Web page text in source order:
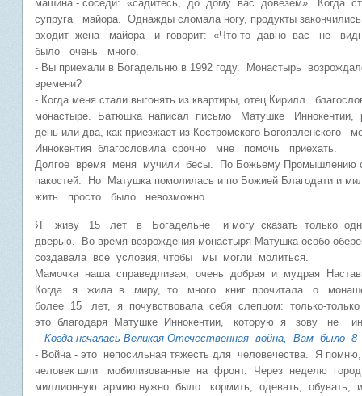
машина - соседи: «садитесь, до дому вас довезем». Когда
супруга майора. Однажды сломала ногу, продукты
входит жена майора и говорит: «Что-то давно вас не
было очень много.
- Вы приехали в Богадельню в 1992 году. Монастырь
времени?
- Когда меня стали выгонять из квартиры, отец Кирилл
монастыре. Батюшка написал письмо Матушке
день или два, как приезжает из Костромского Богоявленского
Иннокентия благословила срочно мне помочь приехать.
Долгое время меня мучили бесы. По Божьему Промышлению
пакостей. Но Матушка помолилась и по Божией Благодати и
жить просто было невозможно.
Я живу 15 лет в Богадельне и могу сказать только
дверью. Во время возрождения монастыря Матушка особо
создавала все условия, чтобы мы могли молиться.
Мамочка наша справедливая, очень добрая и мудрая
Когда я жила в миру, то много книг прочитала о
более 15 лет, я почувствовала себя слепцом: только-
это благодаря Матушке Иннокентии, которую я зову не
- Когда началась Великая Отечественная война, Вам
- Война - это непосильная тяжесть для человечества. Я
человек шли мобилизованные на фронт. Через неделю
миллионную армию нужно было кормить, одевать,